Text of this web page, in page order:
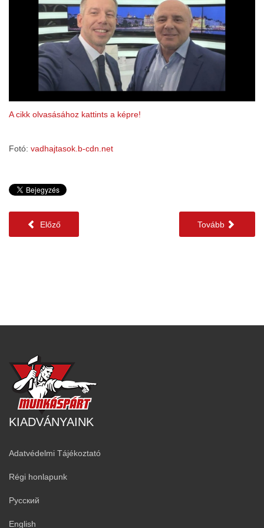
A cikk olvasásához kattints a képre!
Fotó: vadhajtasok.b-cdn.net
Előző Tovább
KIADVÁNYAINK
Adatvédelmi Tájékoztató
Régi honlapunk
Русский
English